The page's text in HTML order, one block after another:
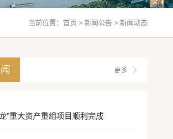
当前位置： 首页 > 新闻公告 > 新闻动态
更多
”重大资产重组项目顺利完成